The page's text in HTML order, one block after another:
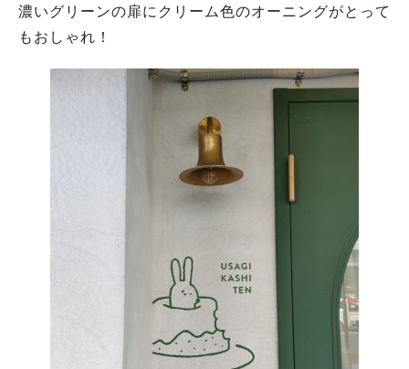
濃いグリーンの扉にクリーム色のオーニングがとって
もおしゃれ！